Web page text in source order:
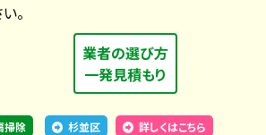
。
業者の選び方
一発見積もり
掃除 杉並区 詳しくはこちら